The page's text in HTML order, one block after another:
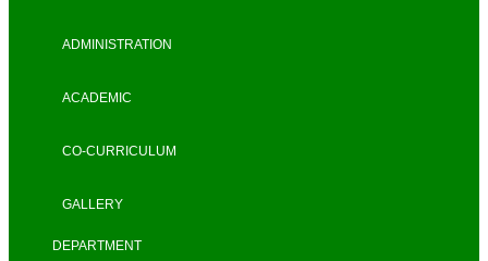
ADMINISTRATION
ACADEMIC
CO-CURRICULUM
GALLERY
DEPARTMENT